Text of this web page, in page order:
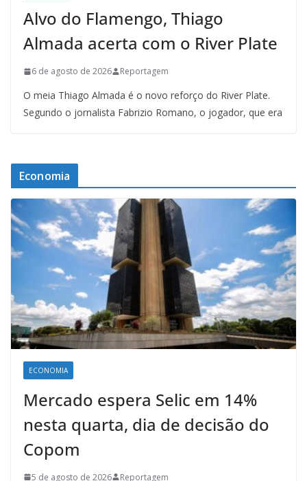
Alvo do Flamengo, Thiago
Almada acerta com o River Plate
6 de agosto de 2026 Reportagem
O meia Thiago Almada é o novo reforço do River Plate.
Segundo o jornalista Fabrizio Romano, o jogador, que era
Economia
ECONOMIA
Mercado espera Selic em 14%
nesta quarta, dia de decisão do
Copom
5 de agosto de 2026 Reportagem